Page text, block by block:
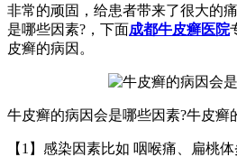
非常的顽固，给患者带来了很大的
是哪些因素?，下面成都牛皮癣医院
皮癣的病因。
牛皮癣的病因会是哪些因素?牛皮癣
【1】感染因素比如 咽喉痛、扁桃